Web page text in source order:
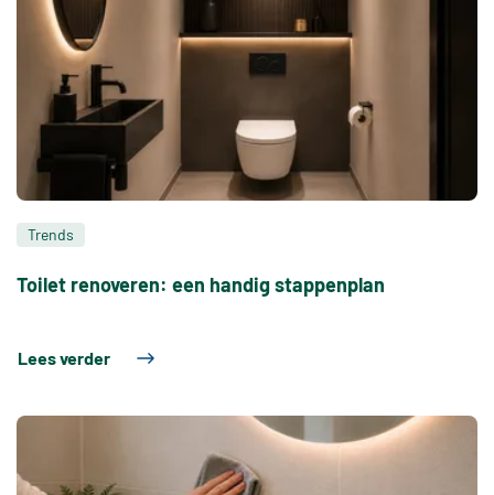
Trends
Toilet renoveren: een handig stappenplan
Lees verder